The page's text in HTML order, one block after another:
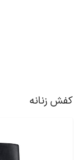
کفش زنانه